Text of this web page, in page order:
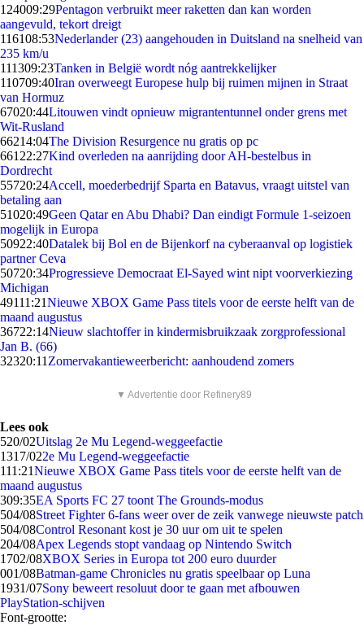
124009:29Pentagon verbruikt meer raketten dan kan worden
aangevuld, tekort dreigt
116108:53Nederlander (23) aangehouden in Duitsland na snelheid van
235 km/u
111309:23Tanken in België wordt nóg aantrekkelijker
110709:40Iran overweegt Europese hulp bij ruimen mijnen in Straat
van Hormuz
67020:44Litouwen vindt opnieuw migrantentunnel onder grens met
Wit-Rusland
66214:04The Division Resurgence nu gratis op pc
661 22:27Kind overleden na aanrijding door AH-bestelbus in
Dordrecht
55720:24Accell, moederbedrijf Sparta en Batavus, vraagt uitstel van
betaling aan
51020:49Geen Qatar en Abu Dhabi? Dan eindigt Formule 1-seizoen
mogelijk in Europa
50922:40Datalek bij Bol en de Bijenkorf na cyberaanval op logistiek
partner Ceva
50720:34Progressieve Democraat El-Sayed wint nipt voorverkiezing
Michigan
49111:21Nieuwe XBOX Game Pass titels voor de eerste helft van de
maand augustus
36722:14Nieuw slachtoffer in kindermisbruikzaak zorgprofessional
Jan B. (66)
32320:11 Zomervakantieweerbericht: aanhoudend zomers
▼ Advertentie door Refinery89
Lees ook
520/02Uitslag 2e Mu Legend-weggeefactie
1317/022e Mu Legend-weggeefactie
111:21Nieuwe XBOX Game Pass titels voor de eerste helft van de
maand augustus
309:35EA Sports FC 27 toont The Grounds-modus
504/08Street Fighter 6-fans weer over de zeik vanwege nieuwste patch
504/08Control Resonant kost je 30 uur om uit te spelen
204/08Apex Legends stopt vandaag op Nintendo Switch
1702/08XBOX Series in Europa tot 200 euro duurder
001/08Batman-game Chronicles nu gratis speelbaar op Luna
1931/07Sony beweert resoluut door te gaan met afbouwen
PlayStation-schijven
Font-grootte: